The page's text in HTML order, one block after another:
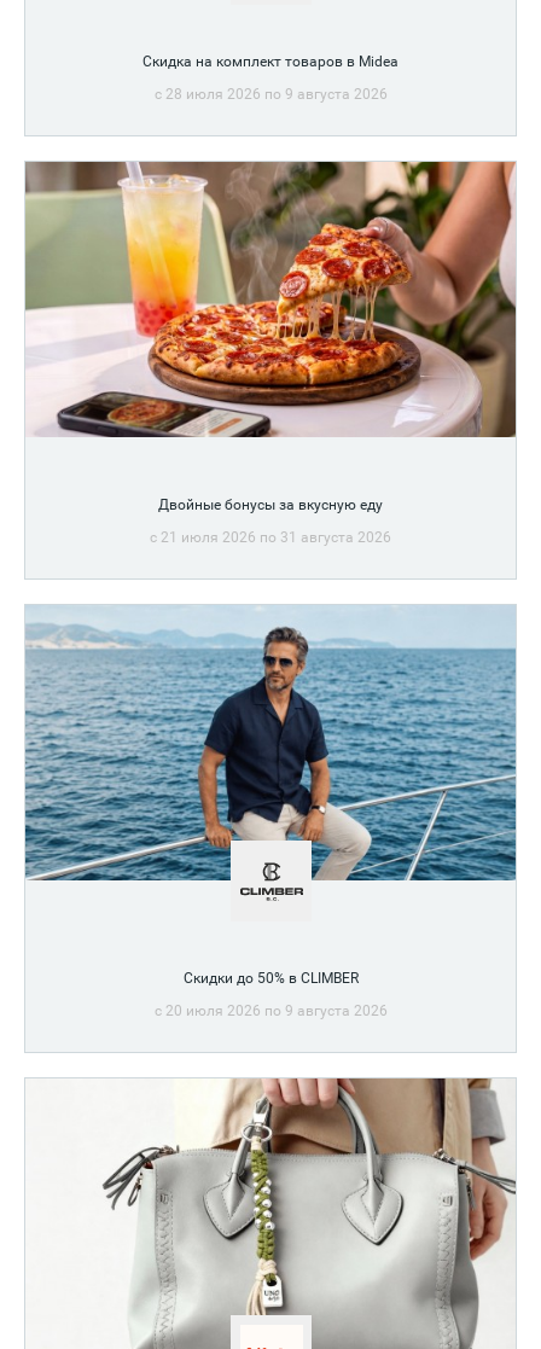
Скидка на комплект товаров в Midea
c 28 июля 2026 по 9 августа 2026
Двойные бонусы за вкусную еду
c 21 июля 2026 по 31 августа 2026
Скидки до 50% в CLIMBER
c 20 июля 2026 по 9 августа 2026